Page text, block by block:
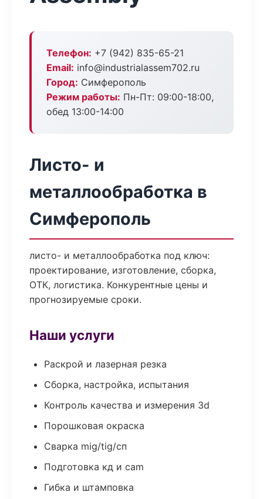
Телефон: +7 (942) 835-65-21
Email: info@industrialassem702.ru
Город: Симферополь
Режим работы: Пн-Пт: 09:00-18:00,
обед 13:00-14:00
Листо- и
металлообработка в
Симферополь
листо- и металлообработка под ключ:
проектирование, изготовление, сборка,
ОТК, логистика. Конкурентные цены и
прогнозируемые сроки.
Наши услуги
Раскрой и лазерная резка
Сборка, настройка, испытания
Контроль качества и измерения 3d
Порошковая окраска
Сварка mig/tig/сп
Подготовка кд и cam
Гибка и штамповка